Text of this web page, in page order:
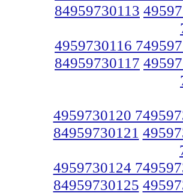
84959730113
4959730116
84959730117
4959730120
84959730121
4959730124
84959730125